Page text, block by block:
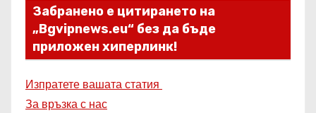
Забранено е цитирането на
„Bgvipnews.eu“ без да бъде
приложен хиперлинк!
Изпратете вашата статия
За връзка с нас